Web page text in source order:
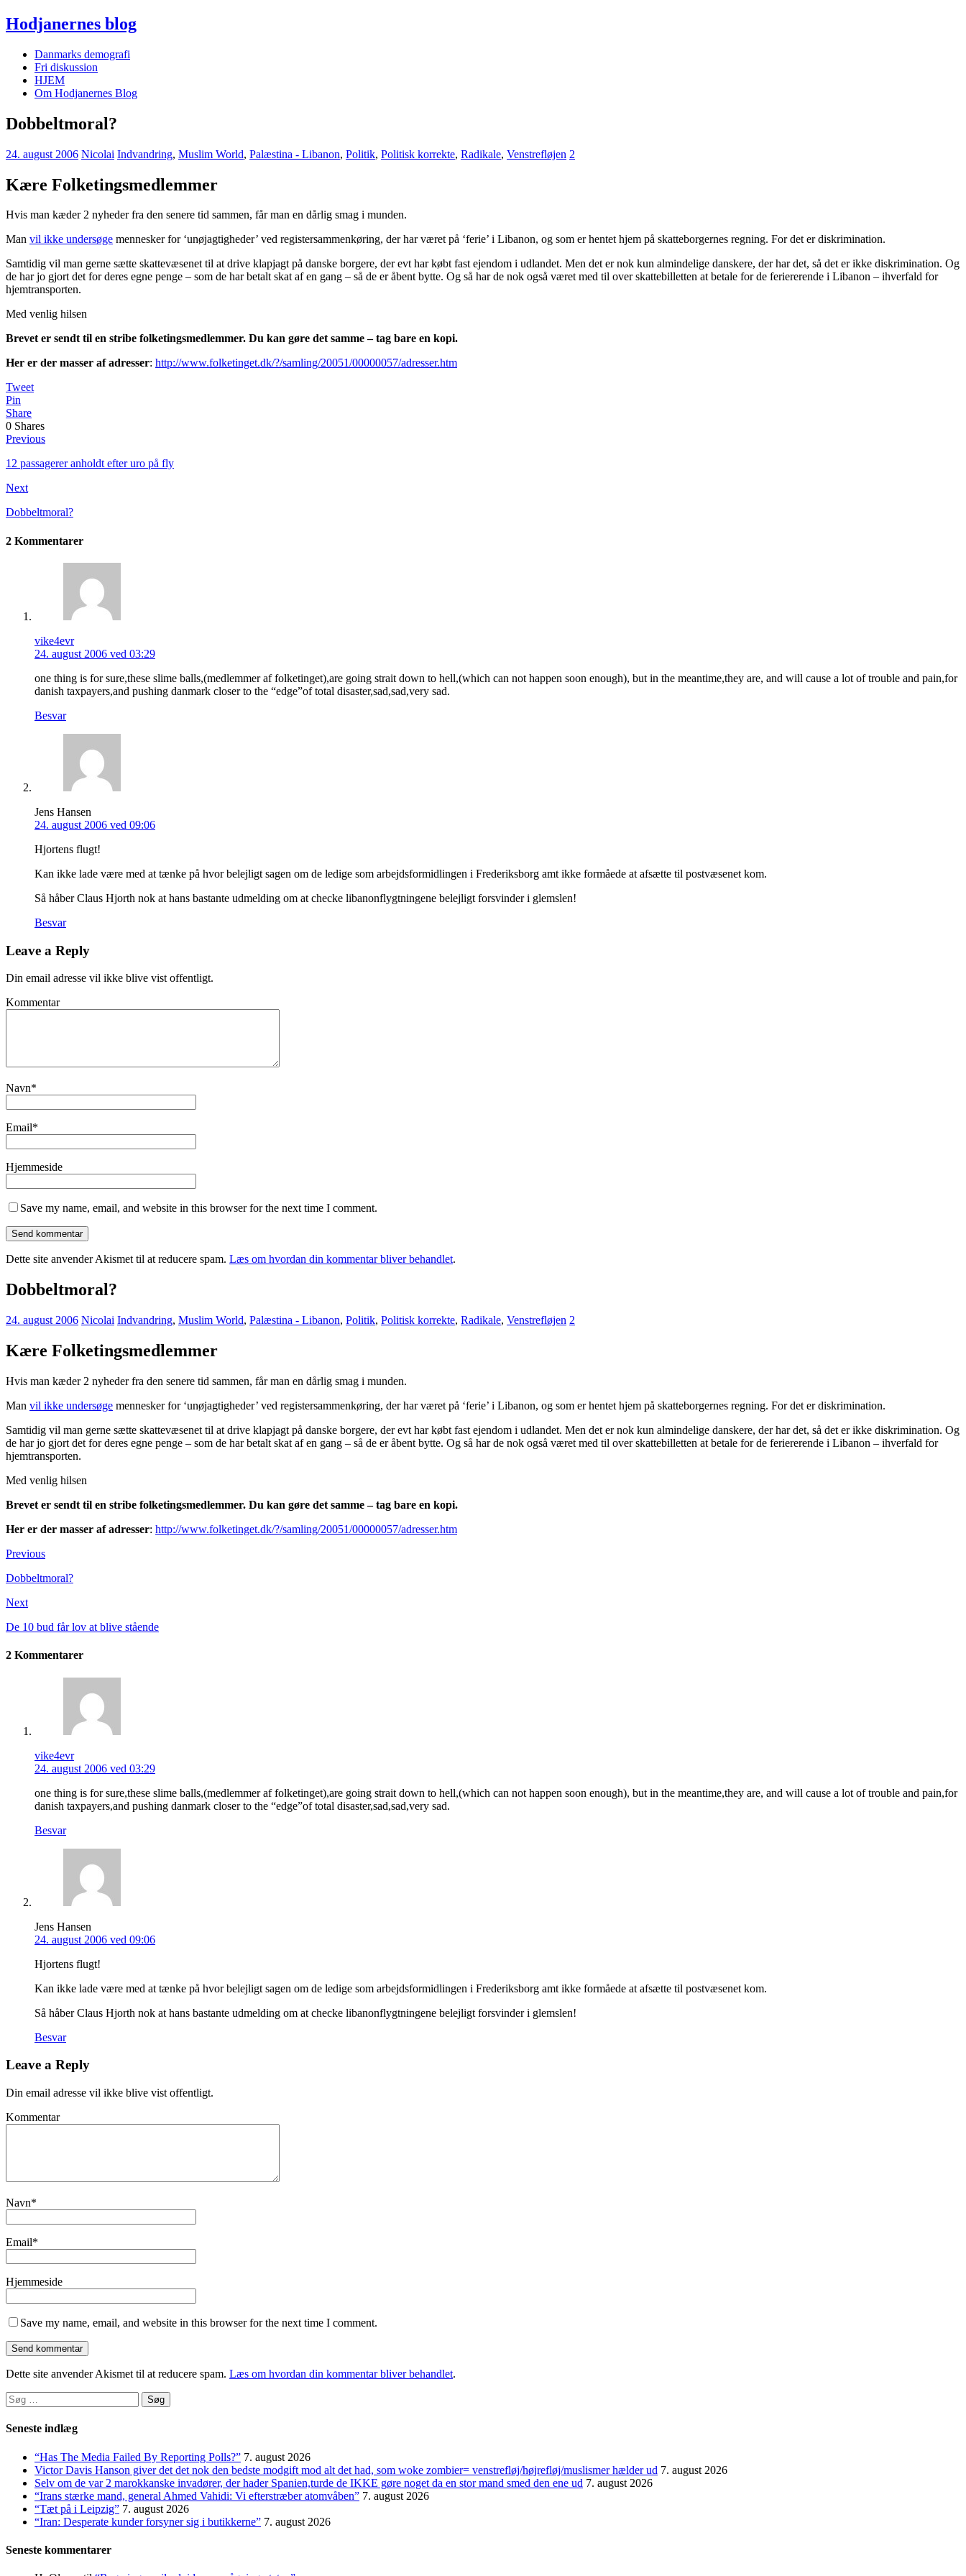
Hodjanernes blog
Danmarks demografi
Fri diskussion
HJEM
Om Hodjanernes Blog
Dobbeltmoral?
24. august 2006 Nicolai Indvandring, Muslim World, Palæstina - Libanon, Politik, Politisk korrekte, Radikale, Venstrefløjen 2
Kære Folketingsmedlemmer
Hvis man kæder 2 nyheder fra den senere tid sammen, får man en dårlig smag i munden.
Man vil ikke undersøge mennesker for ‘unøjagtigheder’ ved registersammenkøring, der har været på ‘ferie’ i Libanon, og som er hentet hjem på skatteborgernes regning. For det er diskrimination.
Samtidig vil man gerne sætte skattevæsenet til at drive klapjagt på danske borgere, der evt har købt fast ejendom i udlandet. Men det er nok kun almindelige danskere, der har det, så det er ikke diskrimination. Og
de har jo gjort det for deres egne penge – som de har betalt skat af en gang – så de er åbent bytte. Og så har de nok også været med til over skattebilletten at betale for de feriererende i Libanon – ihverfald for
hjemtransporten.
Med venlig hilsen
Brevet er sendt til en stribe folketingsmedlemmer. Du kan gøre det samme – tag bare en kopi.
Her er der masser af adresser: http://www.folketinget.dk/?/samling/20051/00000057/adresser.htm
Tweet
Pin
Share
0 Shares
Previous
12 passagerer anholdt efter uro på fly
Next
Dobbeltmoral?
2 Kommentarer
vike4evr
24. august 2006 ved 03:29
one thing is for sure,these slime balls,(medlemmer af folketinget),are going strait down to hell,(which can not happen soon enough), but in the meantime,they are, and will cause a lot of trouble and pain,for
danish taxpayers,and pushing danmark closer to the “edge”of total disaster,sad,sad,very sad.
Besvar
Jens Hansen
24. august 2006 ved 09:06
Hjortens flugt!
Kan ikke lade være med at tænke på hvor belejligt sagen om de ledige som arbejdsformidlingen i Frederiksborg amt ikke formåede at afsætte til postvæsenet kom.
Så håber Claus Hjorth nok at hans bastante udmelding om at checke libanonflygtningene belejligt forsvinder i glemslen!
Besvar
Leave a Reply
Din email adresse vil ikke blive vist offentligt.
Kommentar
Navn*
Email*
Hjemmeside
Save my name, email, and website in this browser for the next time I comment.
Dette site anvender Akismet til at reducere spam. Læs om hvordan din kommentar bliver behandlet.
Dobbeltmoral?
24. august 2006 Nicolai Indvandring, Muslim World, Palæstina - Libanon, Politik, Politisk korrekte, Radikale, Venstrefløjen 2
Kære Folketingsmedlemmer
Hvis man kæder 2 nyheder fra den senere tid sammen, får man en dårlig smag i munden.
Man vil ikke undersøge mennesker for ‘unøjagtigheder’ ved registersammenkøring, der har været på ‘ferie’ i Libanon, og som er hentet hjem på skatteborgernes regning. For det er diskrimination.
Samtidig vil man gerne sætte skattevæsenet til at drive klapjagt på danske borgere, der evt har købt fast ejendom i udlandet. Men det er nok kun almindelige danskere, der har det, så det er ikke diskrimination. Og
de har jo gjort det for deres egne penge – som de har betalt skat af en gang – så de er åbent bytte. Og så har de nok også været med til over skattebilletten at betale for de feriererende i Libanon – ihverfald for
hjemtransporten.
Med venlig hilsen
Brevet er sendt til en stribe folketingsmedlemmer. Du kan gøre det samme – tag bare en kopi.
Her er der masser af adresser: http://www.folketinget.dk/?/samling/20051/00000057/adresser.htm
Previous
Dobbeltmoral?
Next
De 10 bud får lov at blive stående
2 Kommentarer
vike4evr
24. august 2006 ved 03:29
one thing is for sure,these slime balls,(medlemmer af folketinget),are going strait down to hell,(which can not happen soon enough), but in the meantime,they are, and will cause a lot of trouble and pain,for
danish taxpayers,and pushing danmark closer to the “edge”of total disaster,sad,sad,very sad.
Besvar
Jens Hansen
24. august 2006 ved 09:06
Hjortens flugt!
Kan ikke lade være med at tænke på hvor belejligt sagen om de ledige som arbejdsformidlingen i Frederiksborg amt ikke formåede at afsætte til postvæsenet kom.
Så håber Claus Hjorth nok at hans bastante udmelding om at checke libanonflygtningene belejligt forsvinder i glemslen!
Besvar
Leave a Reply
Din email adresse vil ikke blive vist offentligt.
Kommentar
Navn*
Email*
Hjemmeside
Save my name, email, and website in this browser for the next time I comment.
Dette site anvender Akismet til at reducere spam. Læs om hvordan din kommentar bliver behandlet.
Søg
efter:
Seneste indlæg
“Has The Media Failed By Reporting Polls?” 7. august 2026
Victor Davis Hanson giver det det nok den bedste modgift mod alt det had, som woke zombier= venstrefløj/højrefløj/muslismer hælder ud 7. august 2026
Selv om de var 2 marokkanske invadører, der hader Spanien,turde de IKKE gøre noget da en stor mand smed den ene ud 7. august 2026
“Irans stærke mand, general Ahmed Vahidi: Vi efterstræber atomvåben” 7. august 2026
“Tæt på i Leipzig” 7. august 2026
“Iran: Desperate kunder forsyner sig i butikkerne” 7. august 2026
Seneste kommentarer